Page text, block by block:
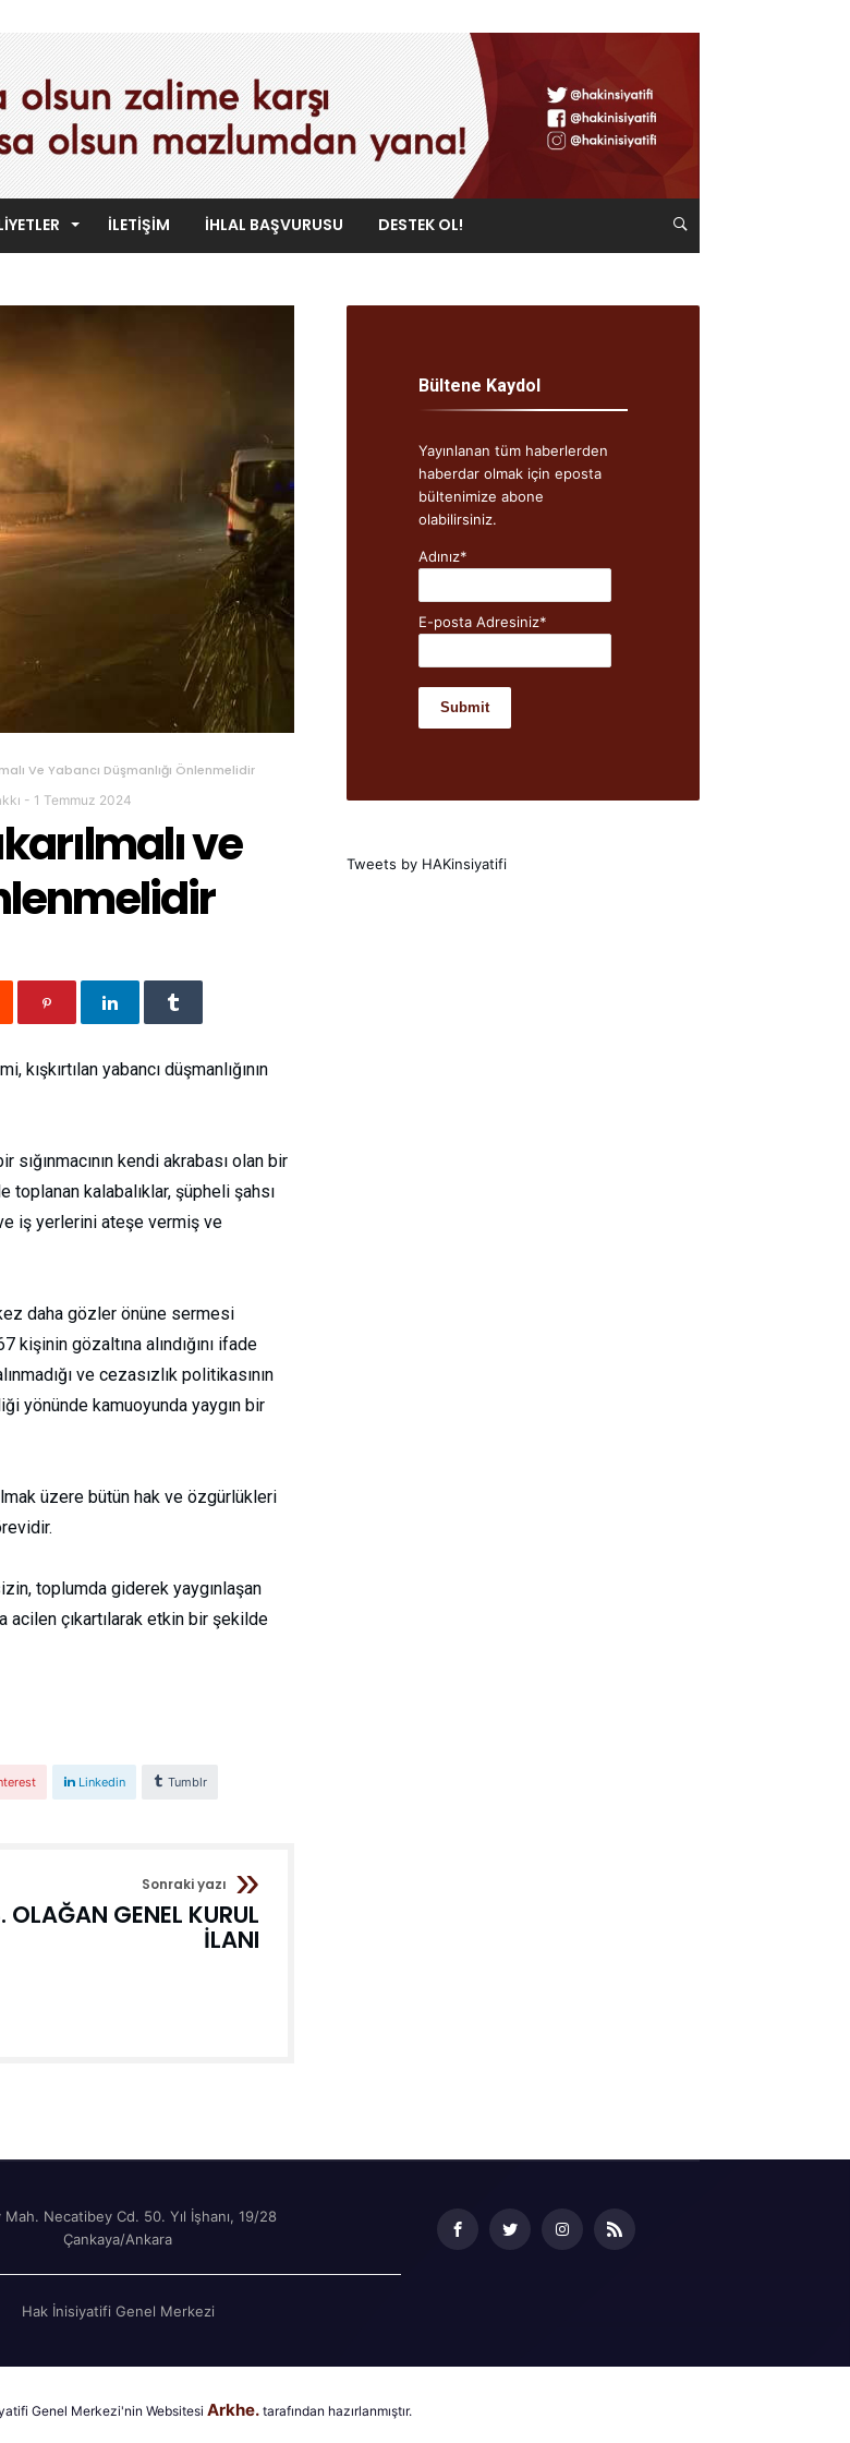
İLETIŞIM İHLAL BAŞVURUSU DESTEK OL!
Ve Yabancı Düşmanlığı Önlenmelidir
- 1 Temmuz 2024
ve
yabancı düşmanlığının
kendi akrabası olan bir
kalabalıklar, şüpheli şahsı
iş yerlerini ateşe vermiş ve
kez daha gözler önüne sermesi
kişinin gözaltına alındığını ifade
ve cezasızlık politikasının
yönünde kamuoyunda yaygın bir
üzere bütün hak ve özgürlükleri
toplumda giderek yaygınlaşan
acilen çıkartılarak etkin bir şekilde
Linkedin Tumblr
Sonraki yazı
OLAĞAN GENEL KURUL
İLANI
Bültene Kaydol
Yayınlanan tüm haberlerden
haberdar olmak için eposta
bültenimize abone
olabilirsiniz.
Adınız*
E-posta Adresiniz*
Tweets by HAKinsiyatifi
Mah. Necatibey Cd. 50. Yıl İşhanı, 19/28
Çankaya/Ankara
Hak İnisiyatifi Genel Merkezi
Genel Merkezi'nin Websitesi Arkhe. tarafından hazırlanmıştır.